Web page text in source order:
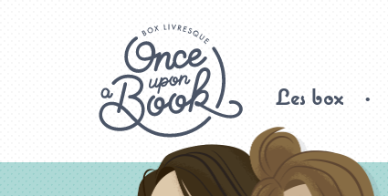
Les box
Once upon a book, box livresque